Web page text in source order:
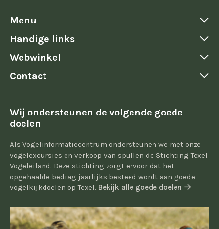
Menu
Handige links
Webwinkel
Contact
Wij ondersteunen de volgende goede
doelen
Als Vogelinformatiecentrum ondersteunen we met onze
vogelexcursies en verkoop van spullen de Stichting Texel
Vogeleiland. Deze stichting zorgt ervoor dat het
opgehaalde bedrag jaarlijks besteed wordt aan goede
vogelkijkdoelen op Texel. Bekijk alle goede doelen